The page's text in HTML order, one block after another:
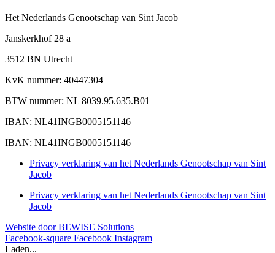
Het Nederlands Genootschap van Sint Jacob
Janskerkhof 28 a
3512 BN Utrecht
KvK nummer: 40447304
BTW nummer: NL 8039.95.635.B01
IBAN: NL41INGB0005151146
IBAN: NL41INGB0005151146
Privacy verklaring van het Nederlands Genootschap van Sint
Jacob
Privacy verklaring van het Nederlands Genootschap van Sint
Jacob
Website door BEWISE Solutions
Facebook-square Facebook Instagram
Laden...